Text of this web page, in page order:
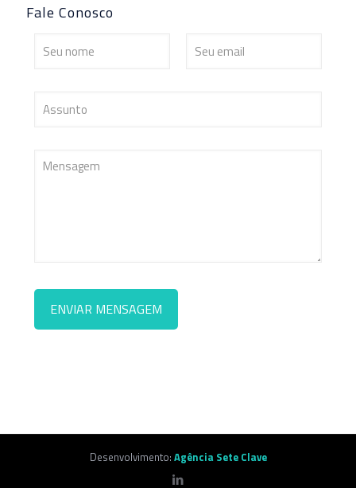
Fale Conosco
Desenvolvimento: Agência Sete Clave